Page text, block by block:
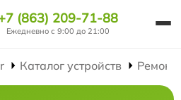
(863) 209-71-88
Ежедневно с 9:00 до 21:00
Каталог устройств Ремонт